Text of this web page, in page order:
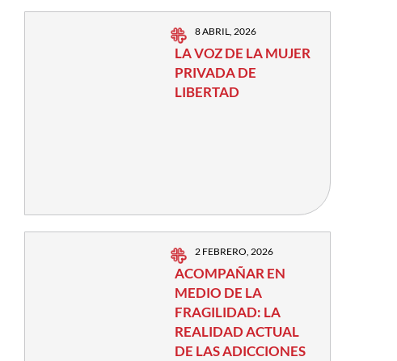
8 ABRIL, 2026
LA VOZ DE LA MUJER
PRIVADA DE
LIBERTAD
2 FEBRERO, 2026
ACOMPAÑAR EN
MEDIO DE LA
FRAGILIDAD: LA
REALIDAD ACTUAL
DE LAS ADICCIONES